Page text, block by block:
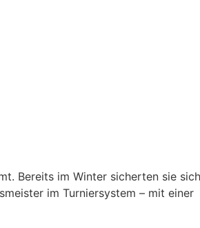
Bereits im Winter sicherten sie
im Turniersystem – mit einer